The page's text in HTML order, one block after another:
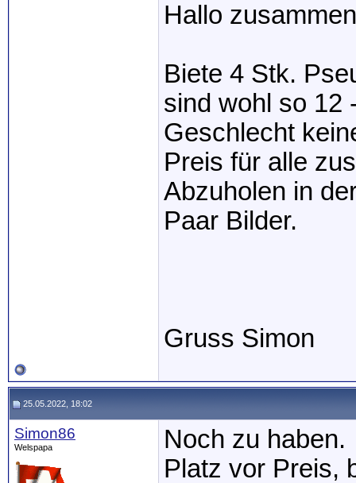
Hallo zusammen
Biete 4 Stk.
sind wohl so 12
Geschlecht
Preis für alle
Abzuholen in
Paar Bilder.
Gruss Simon
25.05.2022, 18:02
Simon86
Welspapa
Noch zu haben.
Platz vor Preis,